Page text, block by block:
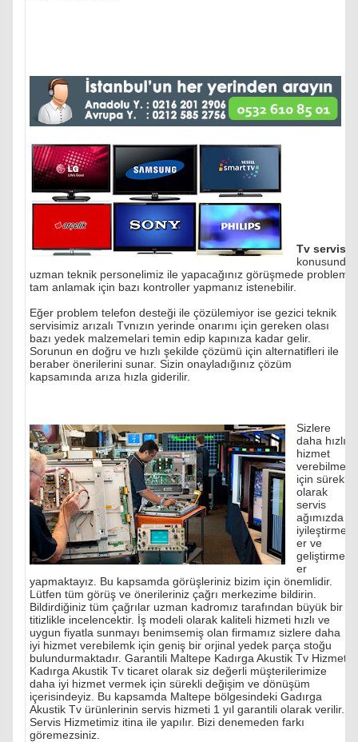
Tv servisi
konusunda
uzman teknik personelimiz ile yapacağınız görüşmede problemi
tam anlamak için bazı kontroller yapmanız istenebilir.
Eğer problem telefon desteği ile çözülemiyor ise gezici teknik
servisimiz arızalı Tvnızın yerinde onarımı için gereken olası
bazı yedek malzemelari temin edip kapınıza kadar gelir.
Sorunun en doğru ve hızlı şekilde çözümü için alternatifleri ile
beraber önerilerini sunar. Sizin onayladığınız çözüm
kapsamında arıza hızla giderilir.
Sizlere
daha hızlı
hizmet
verebilmek
için sürekli
olarak
servis
ağımızda
iyileştirmel
er ve
geliştirmel
er
yapmaktayız. Bu kapsamda görüşleriniz bizim için önemlidir.
Lütfen tüm görüş ve önerileriniz çağrı merkezime bildirin.
Bildirdiğiniz tüm çağrılar uzman kadromız tarafından büyük bir
titizlikle incelencektir. İş modeli olarak kaliteli hizmeti hızlı ve
uygun fiyatla sunmayı benimsemiş olan firmamız sizlere daha
iyi hizmet verebilemk için geniş bir orjinal yedek parça stoğu
bulundurmaktadır. Garantili Maltepe Kadırga Akustik Tv Hizmeti
Kadırga Akustik Tv ticaret olarak siz değerli müşterilerimize
daha iyi hizmet vermek için sürekli değişim ve dönüşüm
içerisindeyiz. Bu kapsamda Maltepe bölgesindeki Gadırga
Akustik Tv ürünlerinin servis hizmeti 1 yıl garantili olarak verilir.
Servis Hizmetimiz itina ile yapılır. Bizi denemeden farkı
göremezsiniz.